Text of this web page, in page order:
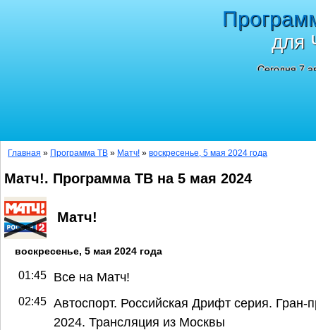
для
Сегодня 7
Главная » Программа ТВ » Матч! » воскресенье, 5 мая 2024 года
Матч!. Программа ТВ на 5 мая 2024
Матч!
воскресенье, 5 мая 2024 года
01:45 Все на Матч!
02:45 Автоспорт. Российская Дрифт серия. Гран-
2024. Трансляция из Москвы